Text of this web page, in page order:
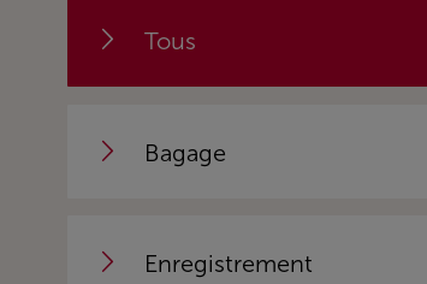
Tous
Bagage
Enregistrement